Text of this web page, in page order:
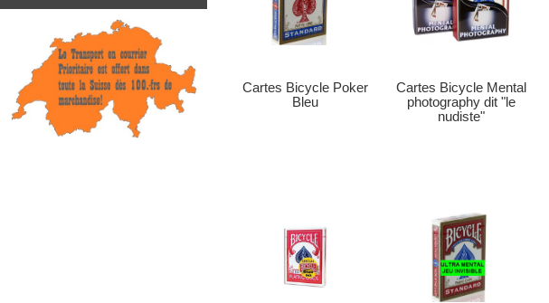
Cartes Bicycle Poker
Bleu
Cartes Bicycle Mental
photography dit "le
nudiste"